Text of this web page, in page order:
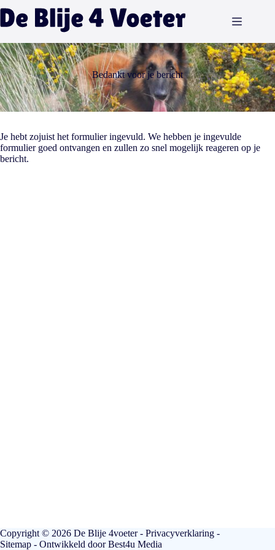
naar
de
Bedankt voor je bericht
Je hebt zojuist het formulier ingevuld. We hebben je ingevulde
formulier goed ontvangen en zullen zo snel mogelijk reageren op je
bericht.
Copyright © 2026 De Blije 4voeter - Privacyverklaring -
Sitemap - Ontwikkeld doorBest4u Media